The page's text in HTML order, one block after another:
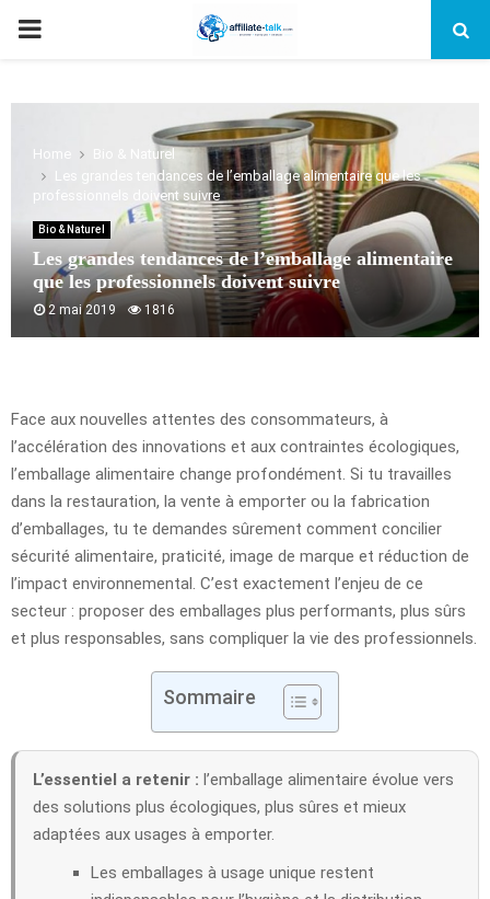
PRIMARY
Home
Bio & Naturel
Les grandes tendances de l’emballage alimentaire que les
professionnels doivent suivre
Bio & Naturel
Les grandes tendances de l’emballage alimentaire
que les professionnels doivent suivre
2 mai 2019 1816
Face aux nouvelles attentes des consommateurs, à
l’accélération des innovations et aux contraintes écologiques,
l’emballage alimentaire change profondément. Si tu travailles
dans la restauration, la vente à emporter ou la fabrication
d’emballages, tu te demandes sûrement comment concilier
sécurité alimentaire, praticité, image de marque et réduction de
l’impact environnemental. C’est exactement l’enjeu de ce
secteur : proposer des emballages plus performants, plus sûrs
et plus responsables, sans compliquer la vie des professionnels.
Sommaire
L’essentiel a retenir : l’emballage alimentaire évolue vers
des solutions plus écologiques, plus sûres et mieux
adaptées aux usages à emporter.
Les emballages à usage unique restent